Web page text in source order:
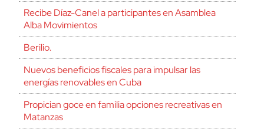
Recibe Díaz-Canel a participantes en Asamblea
Alba Movimientos
Berilio.
Nuevos beneficios fiscales para impulsar las
energías renovables en Cuba
Propician goce en familia opciones recreativas en
Matanzas